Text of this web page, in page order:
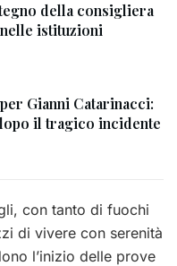
della consigliera
istituzioni
Gianni Catarinacci:
il tragico incidente
con tanto di fuochi
di vivere con serenità
l’inizio delle prove